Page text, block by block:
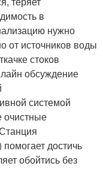
в
нужно
от источников воды
стоков
обсуждение
системой
очистные
помогает достичь
обойтись без